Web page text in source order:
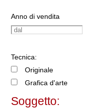
Anno di vendita
Tecnica:
Originale
Grafica d'arte
Soggetto: